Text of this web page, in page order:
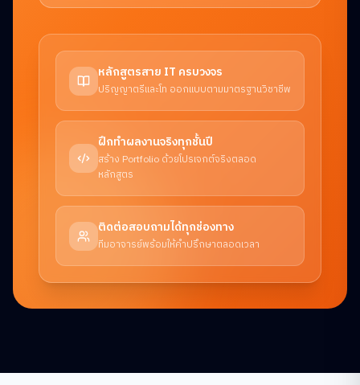
หลักสูตรสาย IT ครบวงจร
ปริญญาตรีและโท ออกแบบตามมาตรฐานวิชาชีพ
ฝึกทำผลงานจริงทุกชั้นปี
สร้าง Portfolio ด้วยโปรเจกต์จริงตลอด
หลักสูตร
ติดต่อสอบถามได้ทุกช่องทาง
ทีมอาจารย์พร้อมให้คำปรึกษาตลอดเวลา